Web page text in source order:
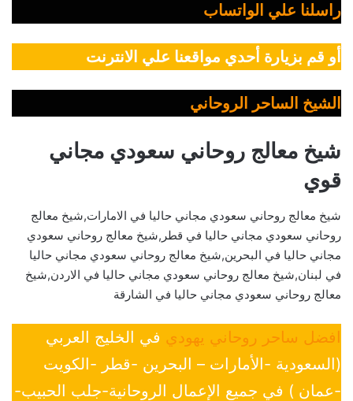
راسلنا علي الواتساب
أو قم بزيارة أحدي مواقعنا علي الانترنت
الشيخ الساحر الروحاني
شيخ معالج روحاني سعودي مجاني
قوي
شيخ معالج روحاني سعودي مجاني حاليا في الامارات,شيخ معالج
روحاني سعودي مجاني حاليا في قطر,شيخ معالج روحاني سعودي
مجاني حاليا في البحرين,شيخ معالج روحاني سعودي مجاني حاليا
في لبنان,شيخ معالج روحاني سعودي مجاني حاليا في الاردن,شيخ
معالج روحاني سعودي مجاني حاليا في الشارقة
افضل ساحر روحاني يهودي في الخليج العربي
(السعودية -الأمارات – البحرين -قطر -الكويت
-عمان ) في جميع الإعمال الروحانية-جلب الحبيب-